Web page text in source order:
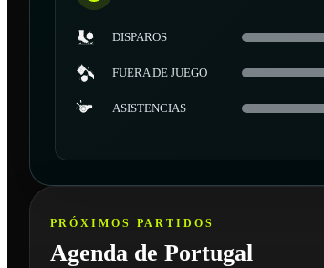
DISPAROS
FUERA DE JUEGO
ASISTENCIAS
PRÓXIMOS PARTIDOS
Agenda de Portugal